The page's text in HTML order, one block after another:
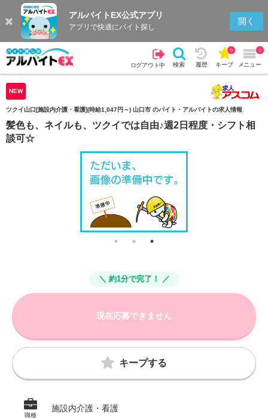
アルバイトEX公式アプリ
アプリで快適にバイト探し
開く
ログアウト中 検索 履歴 キープ
0
メニュー
0
検索 履歴
NEW
ツクイ山口[施設内介護・看護](時給1,047円～) 山口市 のバイト・アルバイトの求人情報
髪色も、ネイルも、ツクイでは自由♪週2日程度・シフト相
談可☆
＼ 約1分で完了！ ／
現在応募できません
キープする
職種
施設内介護・看護